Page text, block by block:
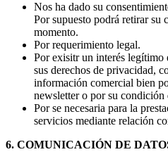
Nos ha dado su
Por supuesto podrá retirar su
momento.
Por requerimiento legal.
Por exisitr un interés legítimo
sus derechos de privacidad,
información comercial bien
newsletter o por su condición
Por se necesaria para la
servicios mediante relación
6. COMUNICACIÓN DE